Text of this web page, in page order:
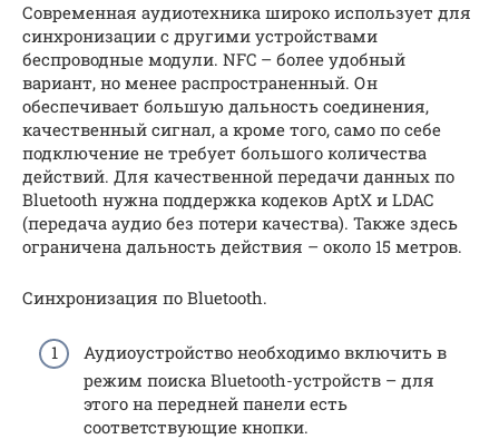
Современная аудиотехника широко использует для
синхронизации с другими устройствами
беспроводные модули. NFC – более удобный
вариант, но менее распространенный. Он
обеспечивает большую дальность соединения,
качественный сигнал, а кроме того, само по себе
подключение не требует большого количества
действий. Для качественной передачи данных по
Bluetooth нужна поддержка кодеков AptX и LDAC
(передача аудио без потери качества). Также здесь
ограничена дальность действия – около 15 метров.
Синхронизация по Bluetooth.
Аудиоустройство необходимо включить в
режим поиска Bluetooth-устройств – для
этого на передней панели есть
соответствующие кнопки.